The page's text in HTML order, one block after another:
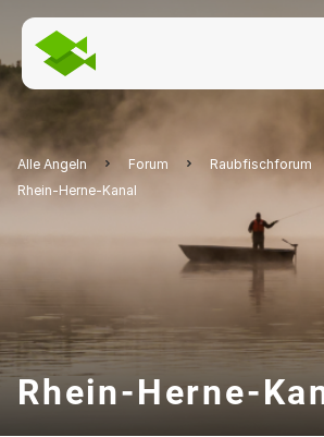
Alle Angeln Forum
Raubfischforum
Rhein-Herne-Kanal
Rhein-Herne-